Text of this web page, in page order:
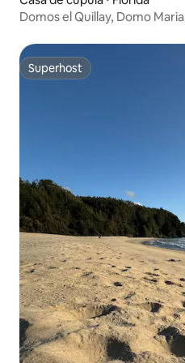
Domos el Quillay, Domo Maria
Superhost
Superhost